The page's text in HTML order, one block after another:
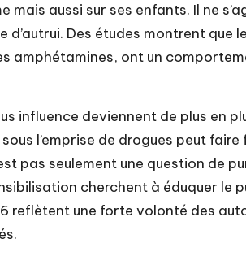
mais aussi sur ses enfants. Il ne
d’autrui. Des études montrent que
amphétamines, ont un
influence deviennent de plus en
l’emprise de drogues peut
pas seulement une question de
cherchent à éduquer le
reflètent une forte volonté des